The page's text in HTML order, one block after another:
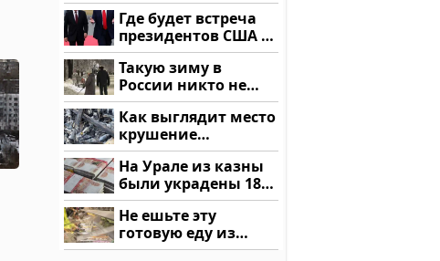
подожгли.
Где будет встреча
президентов США и
России: Европа?
Такую зиму в
России никто не
ждал: как так?!
Как выглядит место
крушение
вертолета на
Кавказе: смотреть
На Урале из казны
были украдены 18
миллионов рублей
Не ешьте эту
готовую еду из
магазина: список